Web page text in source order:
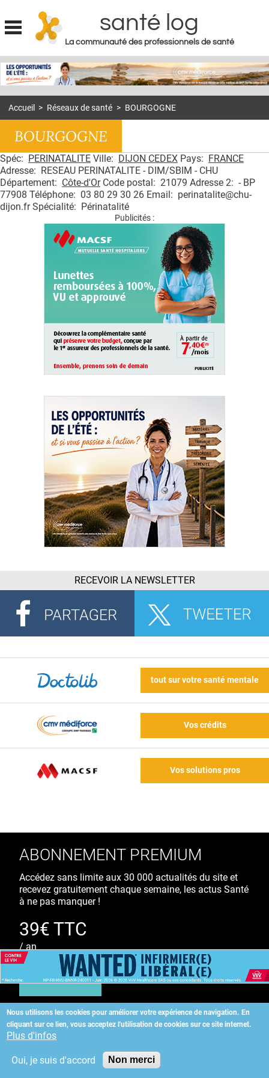
Jump to navigation
santé log
La communauté des professionnels de santé
MON COMPTE
ACTUS
DOSSIERS
RÉSEAUX
E-REVUE SAD
QUI SOMMES-NOUS ?
CONDITIONS GÉNÉRALES
Accueil > Réseaux de santé > BOURGOGNE
BOURGOGNE
Spéc: PERINATALITE Ville: DIJON CEDEX Pays: FRANCE
Adresse: RESEAU PERINATALITE - DIM/SBIM - CHU
Département: Côte-d'OrCode postal: 21079 Adresse 2: - BP
77908 Téléphone: 03 80 29 30 26 Email: perinatalite@chu-
dijon.fr Spécialité: Périnatalité
Publicités :
RECEVOIR LA NEWSLETTER
tout sur votre santé mentale
Vos crédits
Vos solutions pros
Nous utilisons les cookies pour améliorer votre expérience de navigation. En
cliquant sur ce lien, vous acceptez l'utilisation de cookies sur ce site internet.
Plus d'infos
Oui, je suis d'accord Non merci
ABONNEMENT PREMIUM
Accédez sans limite aux 30 000 actualités du site et
recevez gratuitement chaque semaine, les actus Santé
à ne pas manquer !
39€ TTC
/ an
S'ABONNER
Copyright©2026 ALLIEDHEALTH
KAURIWEB